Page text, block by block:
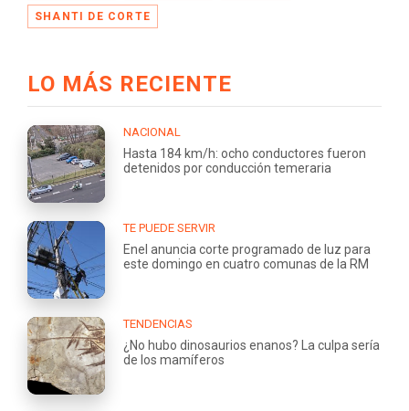
SHANTI DE CORTE
LO MÁS RECIENTE
NACIONAL
Hasta 184 km/h: ocho conductores fueron
detenidos por conducción temeraria
TE PUEDE SERVIR
Enel anuncia corte programado de luz para
este domingo en cuatro comunas de la RM
TENDENCIAS
¿No hubo dinosaurios enanos? La culpa sería
de los mamíferos